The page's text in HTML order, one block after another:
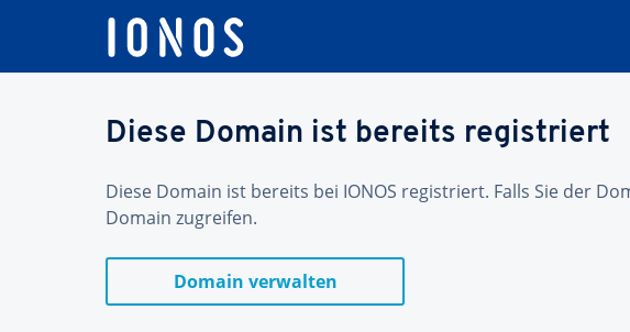
Diese Domain ist bereits registriert
Diese Domain ist bereits bei IONOS registriert. Falls Sie der
Domain zugreifen.
Domain verwalten